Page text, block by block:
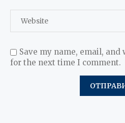
Save my name, email,
for the next time I comment.